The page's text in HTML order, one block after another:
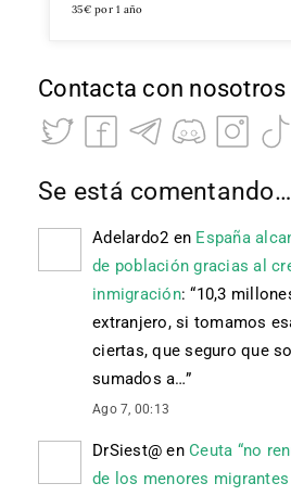
35€ por 1 año
Contacta con nosotros
Se está comentando…
Adelardo2 en España
de población gracias al
inmigración: “10,3
extranjero, si tomamos
ciertas, que seguro que
sumados a…”
Ago 7, 00:13
DrSiest@ en Ceuta “no
de los menores